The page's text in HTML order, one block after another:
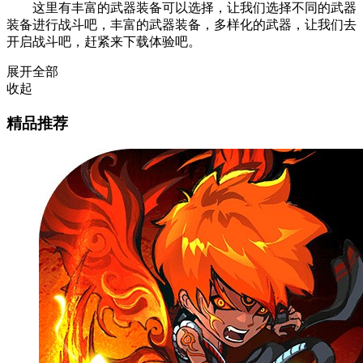
这里有丰富的武器装备可以选择，让我们选择不同的武器
装备进行战斗吧，丰富的武器装备，多样化的武器，让我们去
开启战斗吧，赶紧来下载体验吧。
展开全部
收起
精品推荐